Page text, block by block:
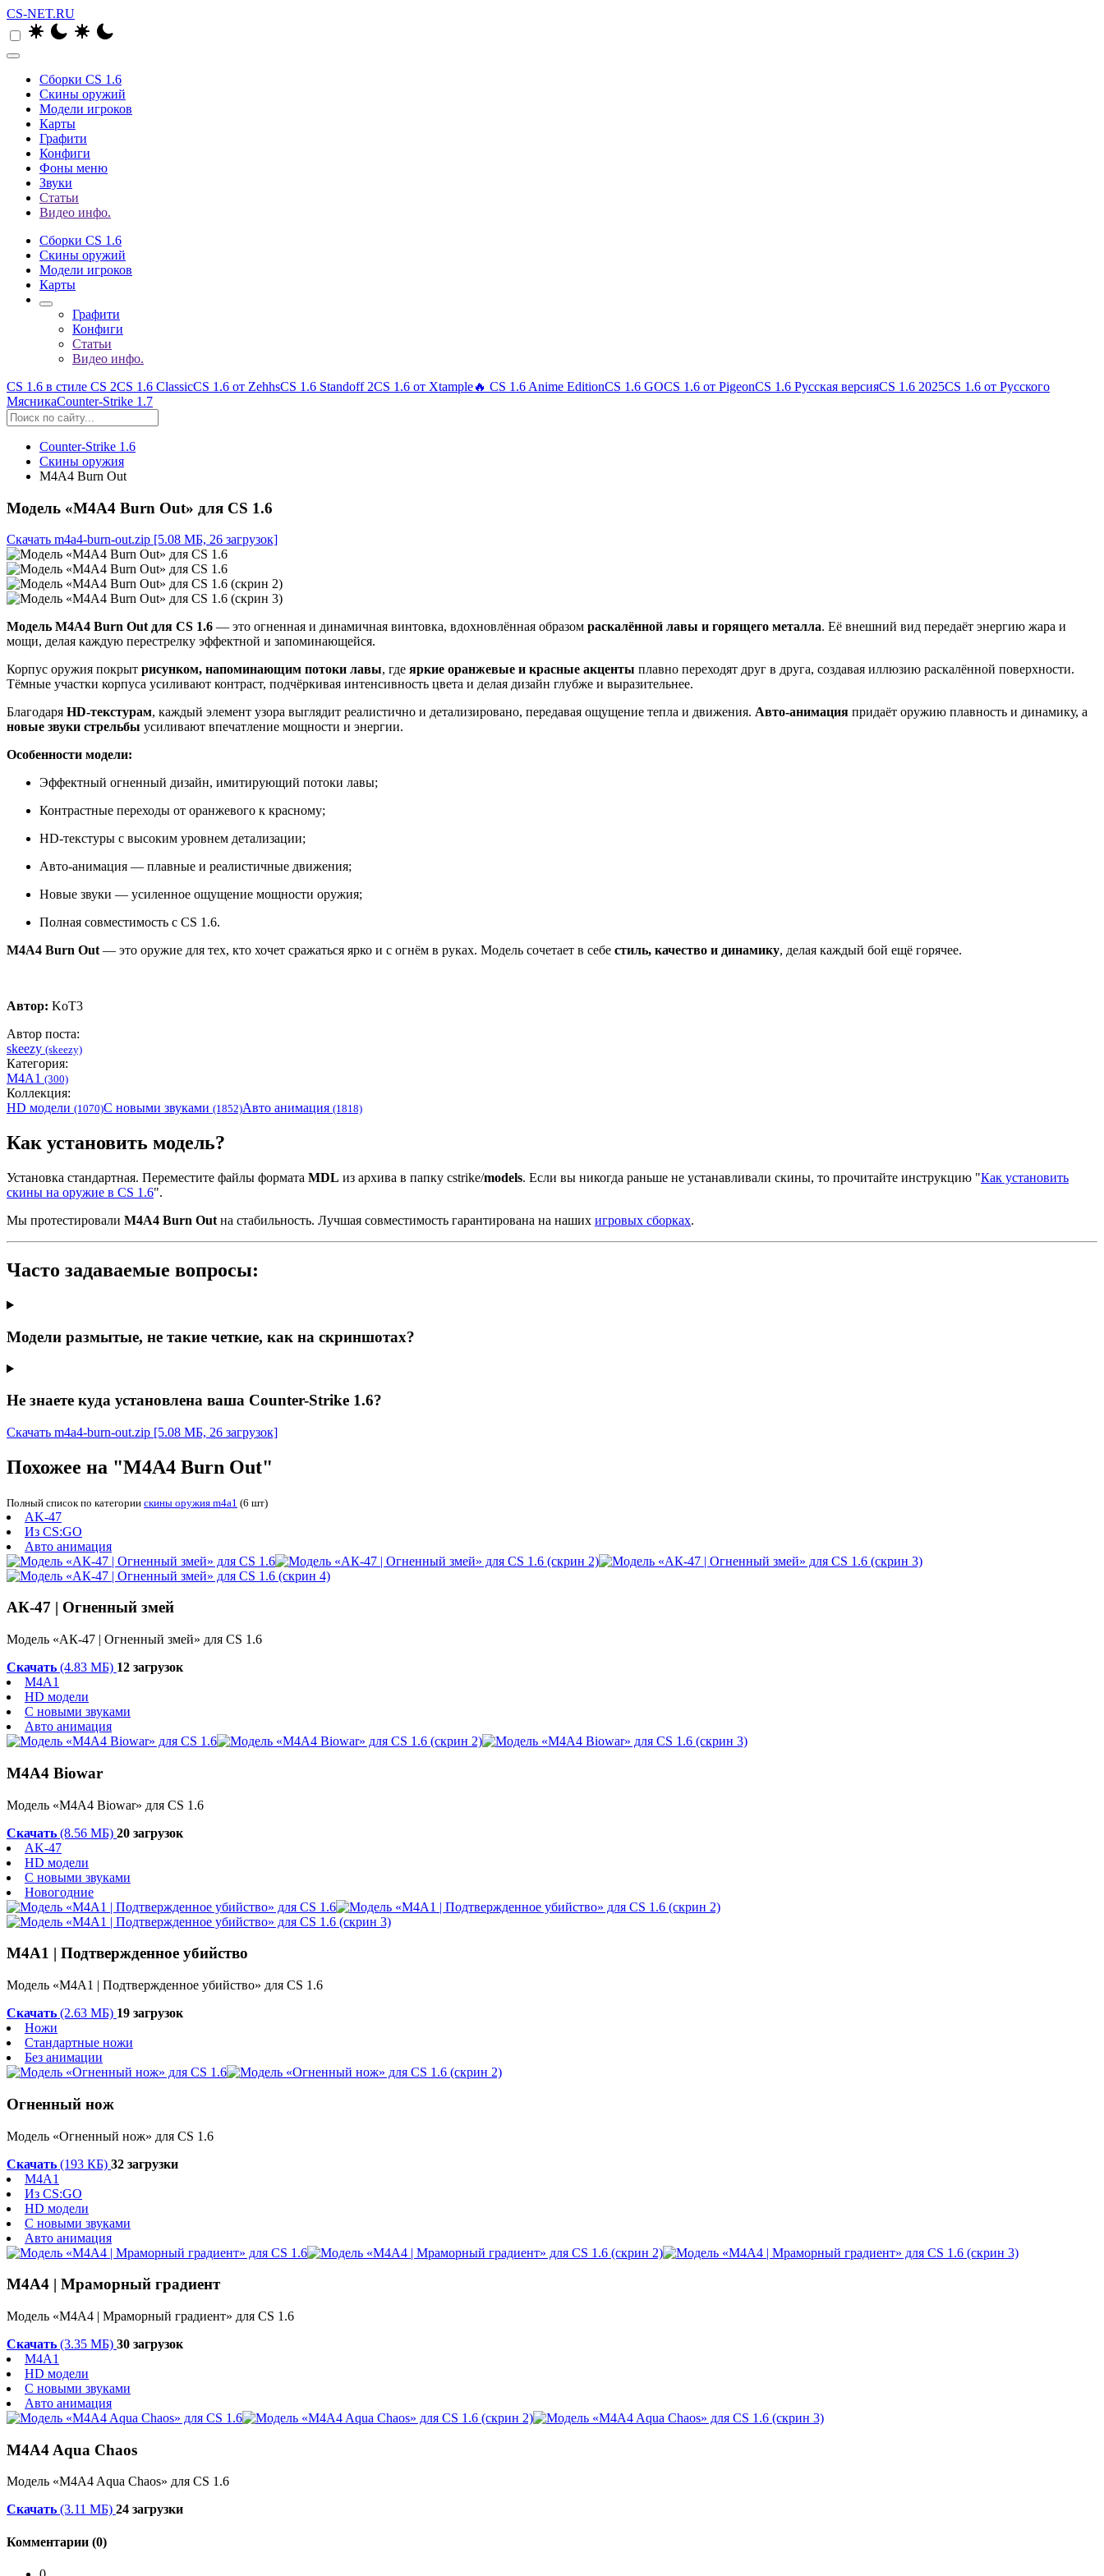
CS-NET.RU
Сборки CS 1.6
Скины оружий
Модели игроков
Карты
Графити
Конфиги
Фоны меню
Звуки
Статьи
Видео инфо.
Сборки CS 1.6
Скины оружий
Модели игроков
Карты
Графити
Конфиги
Статьи
Видео инфо.
CS 1.6 в стиле CS 2CS 1.6 ClassicCS 1.6 от ZehhsCS 1.6 Standoff 2CS 1.6 от Xtample🔥 CS 1.6 Anime EditionCS 1.6 GOCS 1.6 от PigeonCS 1.6 Русская версияCS 1.6 2025CS 1.6 от Русского
МясникаCounter-Strike 1.7
Counter-Strike 1.6
Скины оружия
M4A4 Burn Out
Модель «M4A4 Burn Out» для CS 1.6
Скачать m4a4-burn-out.zip [5.08 МБ, 26 загрузок]
Модель M4A4 Burn Out для CS 1.6 — это огненная и динамичная винтовка, вдохновлённая образом раскалённой лавы и горящего металла. Её внешний вид передаёт энергию жара и
мощи, делая каждую перестрелку эффектной и запоминающейся.
Корпус оружия покрыт рисунком, напоминающим потоки лавы, где яркие оранжевые и красные акценты плавно переходят друг в друга, создавая иллюзию раскалённой поверхности.
Тёмные участки корпуса усиливают контраст, подчёркивая интенсивность цвета и делая дизайн глубже и выразительнее.
Благодаря HD-текстурам, каждый элемент узора выглядит реалистично и детализировано, передавая ощущение тепла и движения. Авто-анимация придаёт оружию плавность и динамику, а
новые звуки стрельбы усиливают впечатление мощности и энергии.
Особенности модели:
Эффектный огненный дизайн, имитирующий потоки лавы;
Контрастные переходы от оранжевого к красному;
HD-текстуры с высоким уровнем детализации;
Авто-анимация — плавные и реалистичные движения;
Новые звуки — усиленное ощущение мощности оружия;
Полная совместимость с CS 1.6.
M4A4 Burn Out— это оружие для тех, кто хочет сражаться ярко и с огнём в руках. Модель сочетает в себе стиль, качество и динамику, делая каждый бой ещё горячее.
Автор: KoT3
Автор поста:
skeezy (skeezy)
Категория:
M4A1 (300)
Коллекция:
HD модели (1070)С новыми звуками (1852)Авто анимация (1818)
Как установить модель?
Установка стандартная. Переместите файлы формата MDL из архива в папку cstrike/models. Если вы никогда раньше не устанавливали скины, то прочитайте инструкцию "Как установить
скины на оружие в CS 1.6".
Мы протестировали M4A4 Burn Out на стабильность. Лучшая совместимость гарантирована на наших игровых сборках.
Часто задаваемые вопросы:
Модели размытые, не такие четкие, как на скриншотах?
Не знаете куда установлена ваша Counter-Strike 1.6?
Скачать m4a4-burn-out.zip [5.08 МБ, 26 загрузок]
Похожее на "M4A4 Burn Out"
Полный список по категории скины оружия m4a1 (6 шт)
AK-47
Из CS:GO
Авто анимация
АК-47 | Огненный змей
Модель «АК-47 | Огненный змей» для CS 1.6
Скачать (4.83 МБ) 12 загрузок
M4A1
HD модели
С новыми звуками
Авто анимация
M4A4 Biowar
Модель «M4A4 Biowar» для CS 1.6
Скачать (8.56 МБ) 20 загрузок
AK-47
HD модели
С новыми звуками
Новогодние
M4A1 | Подтвержденное убийство
Модель «M4A1 | Подтвержденное убийство» для CS 1.6
Скачать (2.63 МБ) 19 загрузок
Ножи
Стандартные ножи
Без анимации
Огненный нож
Модель «Огненный нож» для CS 1.6
Скачать (193 КБ) 32 загрузки
M4A1
Из CS:GO
HD модели
С новыми звуками
Авто анимация
M4A4 | Мраморный градиент
Модель «M4A4 | Мраморный градиент» для CS 1.6
Скачать (3.35 МБ) 30 загрузок
M4A1
HD модели
С новыми звуками
Авто анимация
M4A4 Aqua Chaos
Модель «M4A4 Aqua Chaos» для CS 1.6
Скачать (3.11 МБ) 24 загрузки
Комментарии (0)